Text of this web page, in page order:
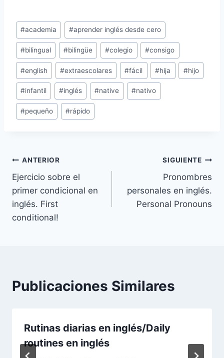
Etiquetas
de
la
entrada:
#academia #aprender inglés desde cero
#bilingual #bilingüe #colegio #consigo
#english #extraescolares #fácil #hija #hijo
#infantil #inglés #native #nativo
#pequeño #rápido
Navegación
de
entradas
ANTERIOR
Ejercicio sobre el
primer condicional en
inglés. First
conditional!
SIGUIENTE
Pronombres
personales en inglés.
Personal Pronouns
Publicaciones Similares
Rutinas diarias en inglés/Daily
routines en inglés